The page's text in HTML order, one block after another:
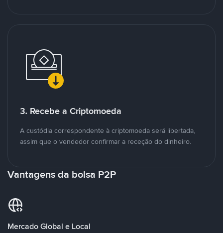
3. Recebe a Criptomoeda
A custódia correspondente à criptomoeda será libertada,
assim que o vendedor confirmar a receção do dinheiro.
Vantagens da bolsa P2P
Mercado Global e Local